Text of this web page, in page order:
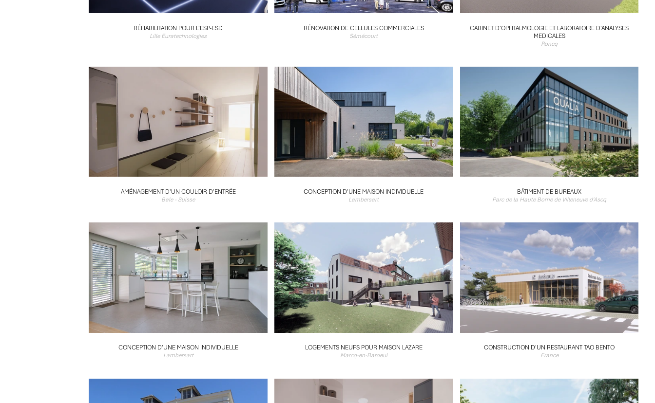
RÉHABILITATION POUR L'ESP-ESD
Lille Euratechnologies
RÉNOVATION DE CELLULES COMMERCIALES
Sémécourt
CABINET D'OPHTALMOLOGIE ET LABORATOIRE D'ANALYSES
MEDICALES
Roncq
AMÉNAGEMENT D'UN COULOIR D'ENTRÉE
Bale - Suisse
CONCEPTION D'UNE MAISON INDIVIDUELLE
Lambersart
BÂTIMENT DE BUREAUX
Parc de la Haute Borne de Villeneuve d'Ascq
CONCEPTION D'UNE MAISON INDIVIDUELLE
Lambersart
LOGEMENTS NEUFS POUR MAISON LAZARE
Marcq-en-Baroeul
CONSTRUCTION D'UN RESTAURANT TAO BENTO
France